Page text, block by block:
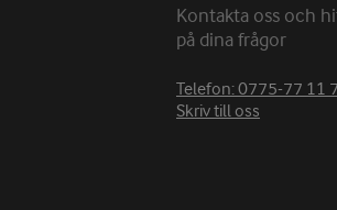
Kontakta oss och
på dina frågor
Telefon: 0775-77 11
Skriv till oss